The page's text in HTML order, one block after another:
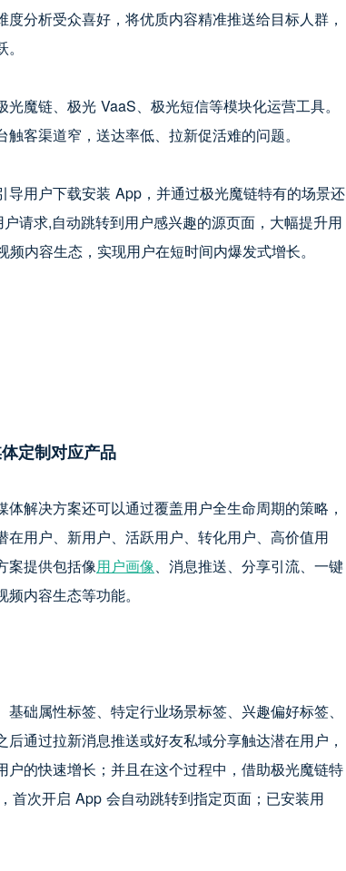
分析受众喜好，将优质内容精准推送给目标人群，
光魔链、极光 VaaS、极光短信等模块化运营工具。
客渠道窄，送达率低、拉新促活难的问题。
用户下载安装 App，并通过极光魔链特有的场景还
请求,自动跳转到用户感兴趣的源页面，大幅提升用
内容生态，实现用户在短时间内爆发式增长。
定制对应产品
解决方案还可以通过覆盖用户全生命周期的策略，
用户、新用户、活跃用户、转化用户、高价值用
案提供包括像用户画像、消息推送、分享引流、一键
内容生态等功能。
础属性标签、特定行业场景标签、兴趣偏好标签、
通过拉新消息推送或好友私域分享触达潜在用户，
的快速增长；并且在这个过程中，借助极光魔链特
首次开启 App 会自动跳转到指定页面；已安装用